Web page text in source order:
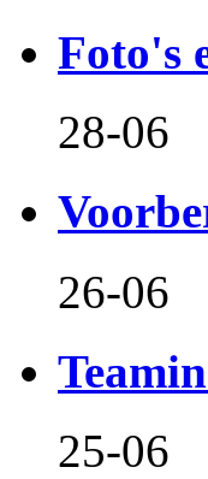
Foto's
28-06
26-06
25-06